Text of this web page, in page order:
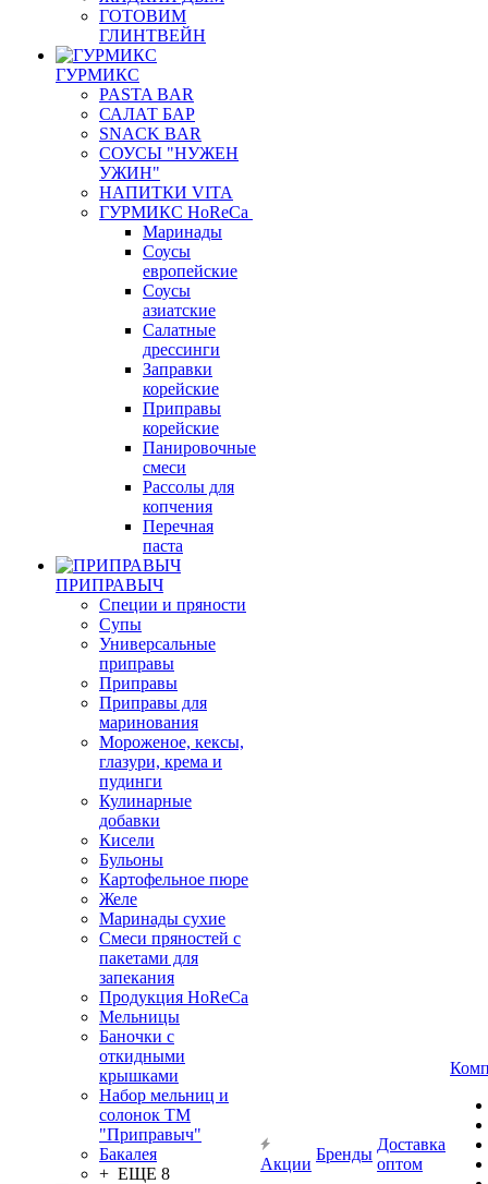
ГОТОВИМ
ГЛИНТВЕЙН
ГУРМИКС
PASTA BAR
САЛАТ БАР
SNACK BAR
СОУСЫ "НУЖЕН
УЖИН"
НАПИТКИ VITA
ГУРМИКС HoReCa
Маринады
Соусы
европейские
Соуcы
азиатские
Салатные
дрессинги
Заправки
корейские
Приправы
корейские
Панировочные
смеси
Рассолы для
копчения
Перечная
паста
ПРИПРАВЫЧ
Специи и пряности
Супы
Универсальные
приправы
Приправы
Приправы для
маринования
Мороженое, кексы,
глазури, крема и
пудинги
Кулинарные
добавки
Кисели
Бульоны
Картофельное пюре
Желе
Маринады сухие
Смеси пряностей с
пакетами для
запекания
Продукция HoReCa
Мельницы
Баночки с
откидными
крышками
Набор мельниц и
солонок ТМ
"Приправыч"
Бакалея
+ ЕЩЕ 8
Акции
Бренды
Доставка
оптом